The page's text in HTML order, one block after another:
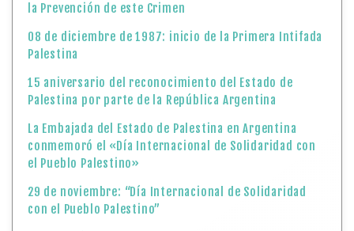
la Prevención de este Crimen
08 de diciembre de 1987: inicio de la Primera Intifada
Palestina
15 aniversario del reconocimiento del Estado de
Palestina por parte de la República Argentina
La Embajada del Estado de Palestina en Argentina
conmemoró el «Día Internacional de Solidaridad con
el Pueblo Palestino»
29 de noviembre: “Día Internacional de Solidaridad
con el Pueblo Palestino”